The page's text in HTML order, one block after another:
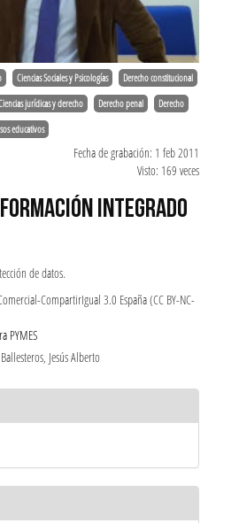
Ciencias Sociales y Psicologías Derecho constitucional
jurídicas y derecho Derecho penal Derecho
educativos
Fecha de grabación: 1 feb 2011
Visto: 169 veces
INTEGRADO
de datos.
CompartirIgual 3.0 España (CC BY-NC-
PYMES
Jesús Alberto